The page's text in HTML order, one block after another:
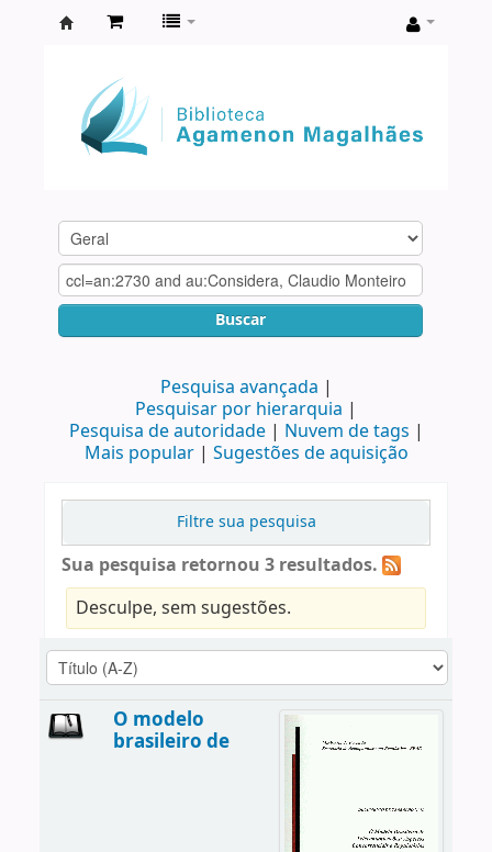
Agamenon
Magalhães
Buscar
Pesquisa avançada
Pesquisar por hierarquia
Pesquisa de autoridade
Nuvem de tags
Mais popular
Sugestões de aquisição
Filtre sua pesquisa
Sua pesquisa retornou 3 resultados.
Desculpe, sem sugestões.
O modelo
brasileiro de